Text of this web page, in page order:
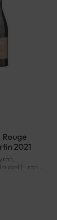
Rouge
2021
| France